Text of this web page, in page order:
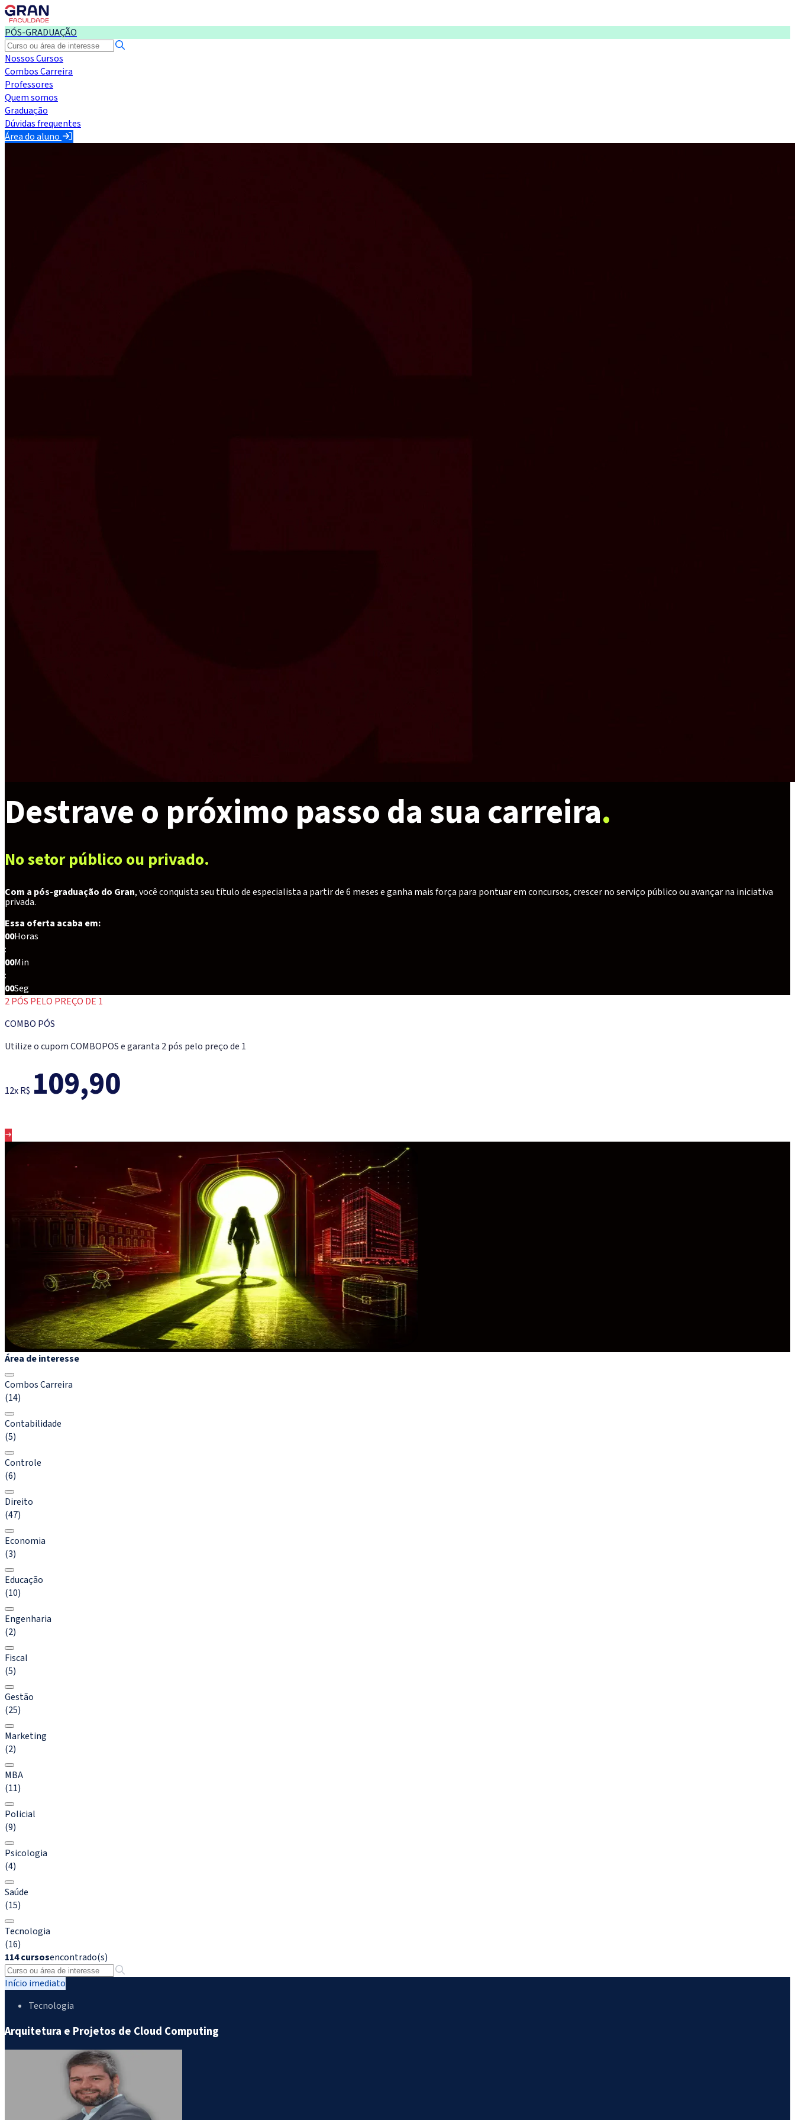
PÓS-GRADUAÇÃO
Nossos Cursos
Combos Carreira
Professores
Quem somos
Graduação
Dúvidas frequentes
Área do aluno
Destrave o próximo passo da sua carreira.
No setor público ou privado.
Com a pós-graduação do Gran, você conquista seu título de especialista a partir de 6 meses e ganha mais força para pontuar em concursos, crescer no serviço público ou avançar na iniciativa
privada.
Essa oferta acaba em:
00Horas
:
00Min
:
00Seg
2 PÓS PELO PREÇO DE 1
COMBO PÓS
Utilize o cupom COMBOPOS e garanta 2 pós pelo preço de 1
12x R$ 109,90
Área de interesse
Combos Carreira
(14)
Contabilidade
(5)
Controle
(6)
Direito
(47)
Economia
(3)
Educação
(10)
Engenharia
(2)
Fiscal
(5)
Gestão
(25)
Marketing
(2)
MBA
(11)
Policial
(9)
Psicologia
(4)
Saúde
(15)
Tecnologia
(16)
114 cursosencontrado(s)
Início imediato
Tecnologia
Arquitetura e Projetos de Cloud Computing